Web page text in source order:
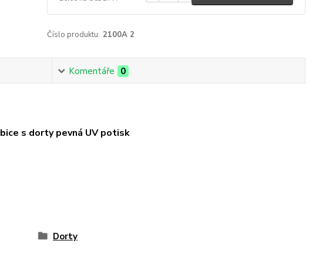
Číslo produktu: 2100A 2
Komentáře 0
s dorty pevná UV potisk
Dorty